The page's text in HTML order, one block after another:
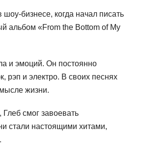
бизнесе, когда начал писать
альбом «From the Bottom of My
и эмоций. Он постоянно
рэп и электро. В своих песнях
жизни.
смог завоевать
стали настоящими хитами,